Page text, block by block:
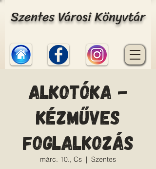
Szentes Városi Könyvtár
Alkotóka -
Kézműves
foglalkozás
márc. 10., Cs
  |
Szentes